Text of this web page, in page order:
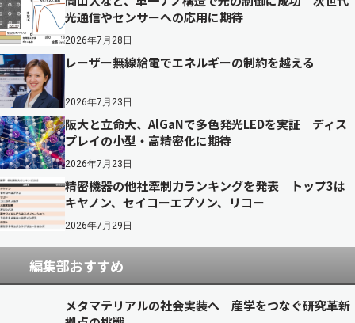
光通信やセンサーへの応用に期待
2026年7月28日
レーザー無線給電でエネルギーの制約を越える
2026年7月23日
阪大と立命大、AlGaNで多色発光LEDを実証 ディス
プレイの小型・高精密化に期待
2026年7月23日
精密機器の他社牽制力ランキングを発表 トップ3は
キヤノン、セイコーエプソン、リコー
2026年7月29日
編集部おすすめ
メタマテリアルの社会実装へ 産学をつなぐ研究革新